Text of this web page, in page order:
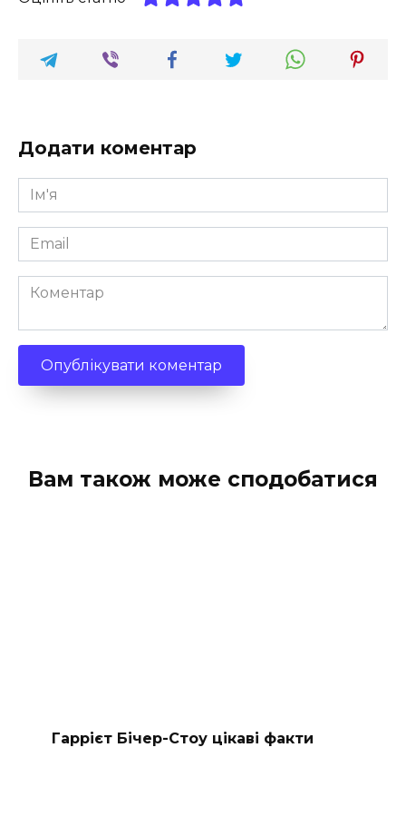
Додати коментар
Ім'я
*
Email
*
Коментар
Вам також може сподобатися
Гаррієт Бічер-Стоу цікаві факти